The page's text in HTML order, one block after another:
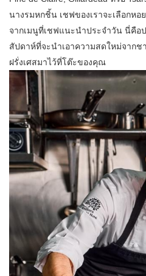
นางรมหกชิ้น เชฟของเราจะเลือกห
จากเมนูที่เชฟแนะนำประจำวัน นี่คือ
สัปดาห์ที่จะนำเอาความสดใหม่จากช
ฝรั่งเศสมาไว้ที่โต๊ะของคุณ